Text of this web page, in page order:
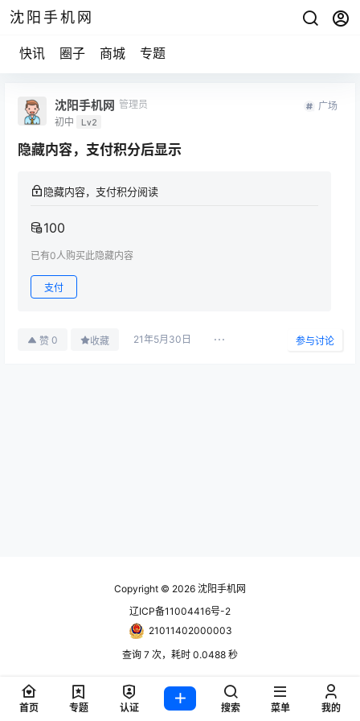
沈阳手机网
快讯 圈子 商城 专题
沈阳手机网 管理员
初中
Lv2
广场
隐藏内容，支付积分后显示
隐藏内容，支付积分阅读
100
已有0人购买此隐藏内容
支付
赞 0 收藏 21年5月30日 参与讨论
Copyright © 2026 沈阳手机网
辽ICP备11004416号-2
21011402000003
查询 7 次，耗时 0.0488 秒
首页 专题 认证 搜索 菜单 我的